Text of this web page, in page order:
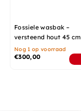
Fossiele wasbak –
versteend hout 45 cm
Nog 1 op voorraad
€300,00